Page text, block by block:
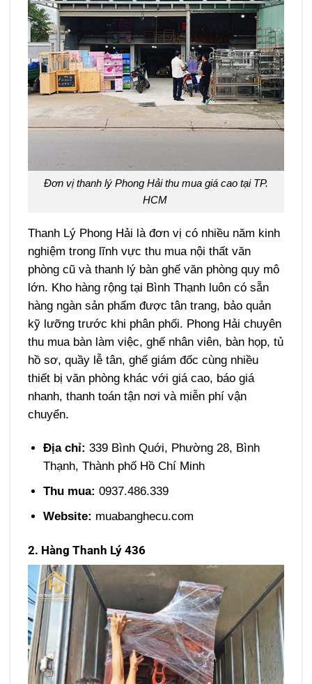
Đơn vị thanh lý Phong Hải thu mua giá cao tại TP.
HCM
Thanh Lý Phong Hải là đơn vị có nhiều năm kinh
nghiệm trong lĩnh vực thu mua nội thất văn
phòng cũ và thanh lý bàn ghế văn phòng quy mô
lớn. Kho hàng rộng tại Bình Thạnh luôn có sẵn
hàng ngàn sản phẩm được tân trang, bảo quản
kỹ lưỡng trước khi phân phối. Phong Hải chuyên
thu mua bàn làm việc, ghế nhân viên, bàn họp, tủ
hồ sơ, quầy lễ tân, ghế giám đốc cùng nhiều
thiết bị văn phòng khác với giá cao, báo giá
nhanh, thanh toán tận nơi và miễn phí vận
chuyển.
Địa chỉ: 339 Bình Quới, Phường 28, Bình
Thạnh, Thành phố Hồ Chí Minh
Thu mua: 0937.486.339
Website: muabanghecu.com
2. Hàng Thanh Lý 436